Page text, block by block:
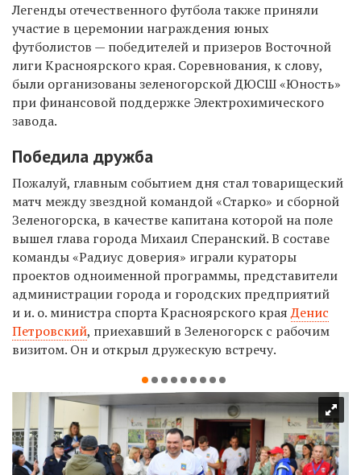
Легенды отечественного футбола также приняли
участие в церемонии награждения юных
футболистов — победителей и призеров Восточной
лиги Красноярского края. Соревнования, к слову,
были организованы зеленогорской ДЮСШ «Юность»
при финансовой поддержке Электрохимического
завода.
Победила дружба
Пожалуй, главным событием дня стал товарищеский
матч между звездной командой «Старко» и сборной
Зеленогорска, в качестве капитана которой на поле
вышел глава города Михаил Сперанский. В составе
команды «Радиус доверия» играли кураторы
проектов одноименной программы, представители
администрации города и городских предприятий
и и. о. министра спорта Красноярского краяДенис
Петровский, приехавший в Зеленогорск с рабочим
визитом. Он и открыл дружескую встречу.